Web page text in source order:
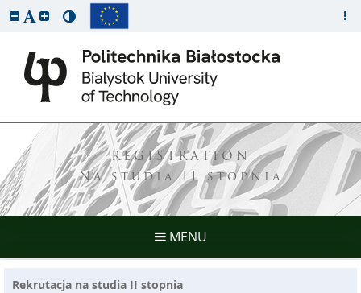
REGISTRATION
Na studia II stopnia
MENU
Rekrutacja na studia II stopnia